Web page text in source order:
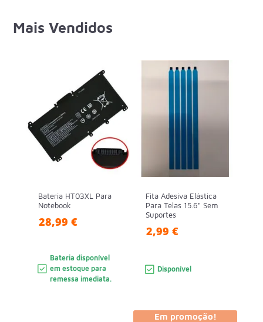
Mais Vendidos
Bateria HT03XL Para
Notebook
28,99 €
Bateria disponível
em estoque para
remessa imediata.
Fita Adesiva Elástica
Para Telas 15.6" Sem
Suportes
2,99 €
Disponível
Em promoção!